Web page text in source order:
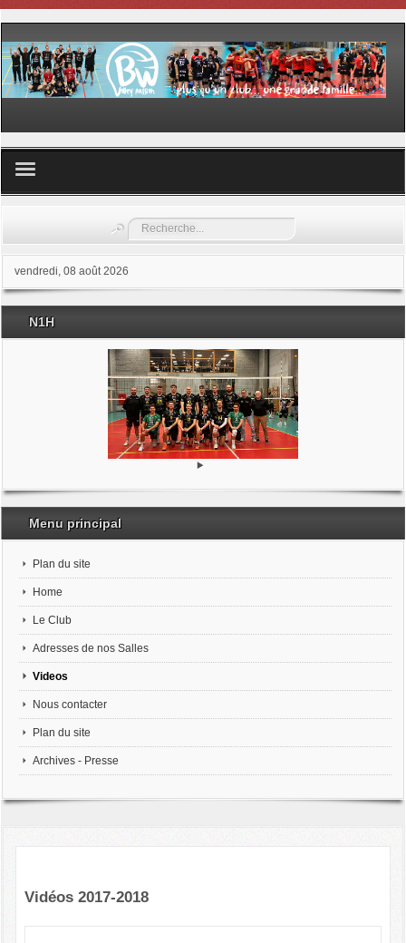
Les samedis du sport
Les stages
Documents
Rechercher
vendredi, 08 août 2026
N1H
Menu principal
Plan du site
Home
Le Club
Adresses de nos Salles
Videos
Nous contacter
Plan du site
Archives - Presse
Vidéos 2017-2018